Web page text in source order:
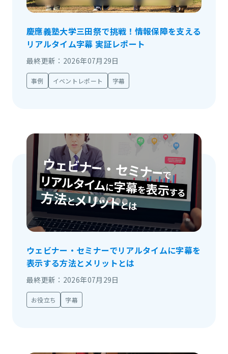
慶應義塾大学三田祭で挑戦！情報保障を支える
リアルタイム字幕 実証レポート
最終更新：2026年07月29日
事例 イベントレポート 字幕
ウェビナー・セミナーでリアルタイムに字幕を
表示する方法とメリットとは
最終更新：2026年07月29日
お役立ち 字幕